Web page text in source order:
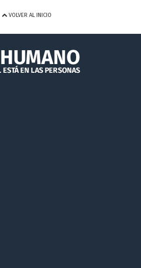
VOLVER AL INICIO